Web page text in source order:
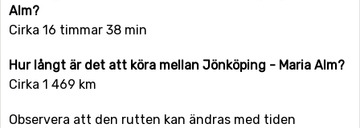
Alm?
Cirka 16 timmar 38 min
Hur långt är det att köra mellan Jönköping - Maria Alm?
Cirka 1 469 km
Observera att den rutten kan ändras med tiden